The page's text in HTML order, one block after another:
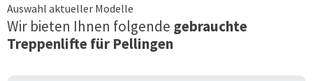
Auswahl aktueller Modelle
Wir bieten Ihnen folgende gebrauchte
Treppenlifte für Pellingen